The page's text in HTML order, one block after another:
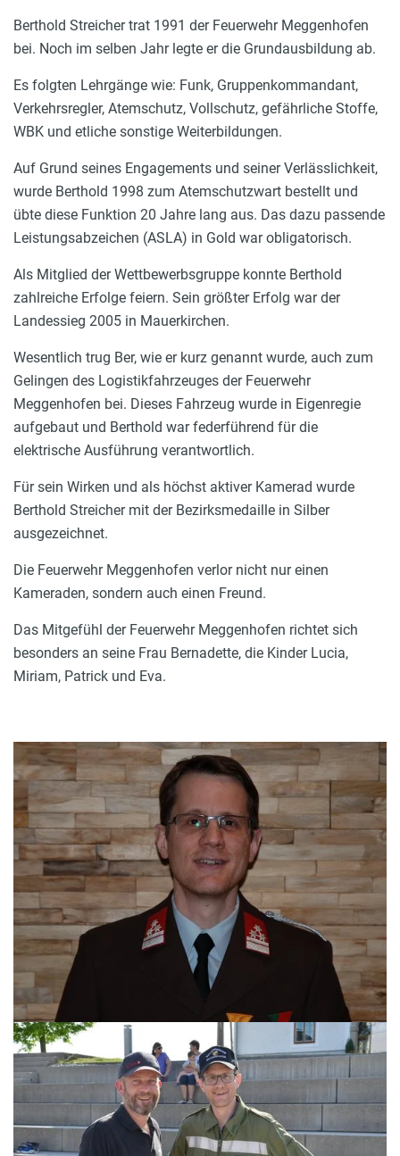
Berthold Streicher trat 1991 der Feuerwehr Meggenhofen
bei. Noch im selben Jahr legte er die Grundausbildung ab.
Es folgten Lehrgänge wie: Funk, Gruppenkommandant,
Verkehrsregler, Atemschutz, Vollschutz, gefährliche Stoffe,
WBK und etliche sonstige Weiterbildungen.
Auf Grund seines Engagements und seiner Verlässlichkeit,
wurde Berthold 1998 zum Atemschutzwart bestellt und
übte diese Funktion 20 Jahre lang aus. Das dazu passende
Leistungsabzeichen (ASLA) in Gold war obligatorisch.
Als Mitglied der Wettbewerbsgruppe konnte Berthold
zahlreiche Erfolge feiern. Sein größter Erfolg war der
Landessieg 2005 in Mauerkirchen.
Wesentlich trug Ber, wie er kurz genannt wurde, auch zum
Gelingen des Logistikfahrzeuges der Feuerwehr
Meggenhofen bei. Dieses Fahrzeug wurde in Eigenregie
aufgebaut und Berthold war federführend für die
elektrische Ausführung verantwortlich.
Für sein Wirken und als höchst aktiver Kamerad wurde
Berthold Streicher mit der Bezirksmedaille in Silber
ausgezeichnet.
Die Feuerwehr Meggenhofen verlor nicht nur einen
Kameraden, sondern auch einen Freund.
Das Mitgefühl der Feuerwehr Meggenhofen richtet sich
besonders an seine Frau Bernadette, die Kinder Lucia,
Miriam, Patrick und Eva.